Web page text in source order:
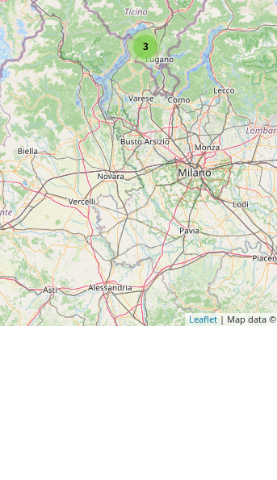
3
Leaflet| Map data ©